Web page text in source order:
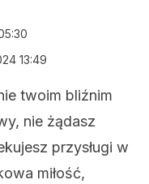
13:49
twoim bliźnim
nie żądasz
przysługi w
miłość,